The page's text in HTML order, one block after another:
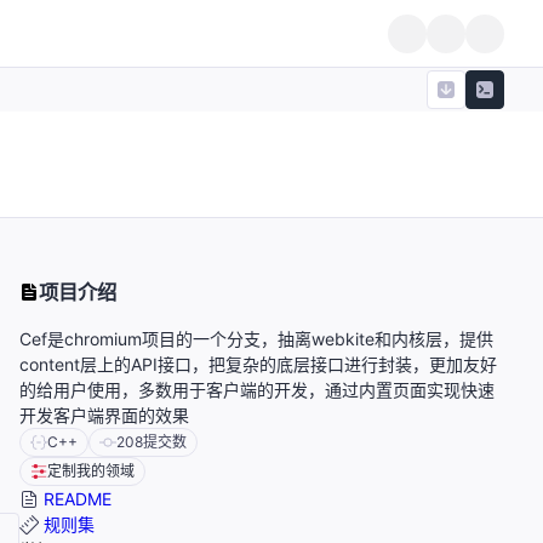
项目介绍
Cef是chromium项目的一个分支，抽离webkite和内核层，提供
content层上的API接口，把复杂的底层接口进行封装，更加友好
的给用户使用，多数用于客户端的开发，通过内置页面实现快速
开发客户端界面的效果
C++ 208提交数
定制我的领域
README
规则集